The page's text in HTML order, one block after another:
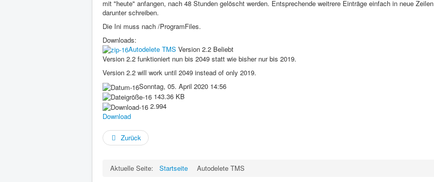
mit "heute" anfangen, nach 48 Stunden gelöscht werden. Entsprechende weitrere Einträge einfach in neue Zeilen
darunter schreiben.
Die Ini muss nach /ProgramFiles.
Downloads:
Autodelete TMS Version 2.2 Beliebt
Version 2.2 funktioniert nun bis 2049 statt wie bisher nur bis 2019.
Version 2.2 will work until 2049 instead of only 2019.
Sonntag, 05. April 2020 14:56
143.36 KB
2.994
Download
Zurück
Aktuelle Seite: Startseite Autodelete TMS